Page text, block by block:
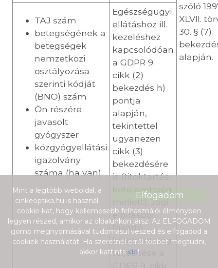
szóló
XLVII.
30. § (7)
alapján.
TAJ szám
betegségének a
betegségek
nemzetközi
osztályozása
szerinti kódját
(BNO) szám
Ön részére
javasolt
gyógyszer
közgyógyellátási
igazolvány
száma (ha van)
Egészségügyi
ellátáshoz ill.
kezeléshez
kapcsolódóan
a GDPR 9.
cikk (2)
bekezdés h)
pontja
alapján,
tekintettel
ugyanezen
cikk (3)
bekezdésére
is (titoktartási
kötelezettség
mellett). Jogi
előírásból
fakadó
kötelezettség
teljesítése a
Elfogadom
Mint a legtöbb weboldal, a
cinkeoptika.hu is használ
cookie-kat, hogy kellemesebb felhasználói élményben
legyen részed, amikor az oldalunkon jársz. Az ELFOGADOM
gomb megnyomásával tudomásul veszed és elfogadod a
cookiek használatát. Ha szeretnél erről többet megtudni,
akkor kattints ide!